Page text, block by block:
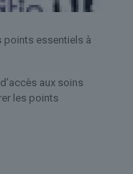
points essentiels à
aux soins
les points